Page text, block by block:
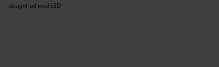
designträd med LED